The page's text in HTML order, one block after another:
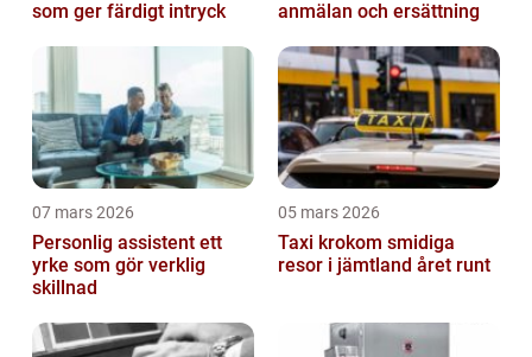
som ger färdigt intryck
anmälan och ersättning
07 mars 2026
Personlig assistent ett
yrke som gör verklig
skillnad
05 mars 2026
Taxi krokom smidiga
resor i jämtland året runt